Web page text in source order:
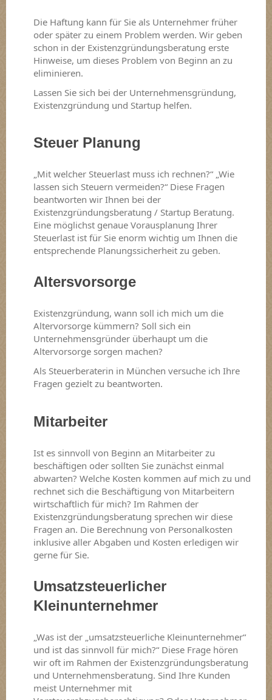
Die Haftung kann für Sie als Unternehmer früher
oder später zu einem Problem werden. Wir geben
schon in der Existenzgründungsberatung erste
Hinweise, um dieses Problem von Beginn an zu
eliminieren.
Lassen Sie sich bei der Unternehmensgründung,
Existenzgründung und Startup helfen.
Steuer Planung
„Mit welcher Steuerlast muss ich rechnen?“ „Wie
lassen sich Steuern vermeiden?“ Diese Fragen
beantworten wir Ihnen bei der
Existenzgründungsberatung / Startup Beratung.
Eine möglichst genaue Vorausplanung Ihrer
Steuerlast ist für Sie enorm wichtig um Ihnen die
entsprechende Planungssicherheit zu geben.
Altersvorsorge
Existenzgründung, wann soll ich mich um die
Altervorsorge kümmern? Soll sich ein
Unternehmensgründer überhaupt um die
Altervorsorge sorgen machen?
Als Steuerberaterin in München versuche ich Ihre
Fragen gezielt zu beantworten.
Mitarbeiter
Ist es sinnvoll von Beginn an Mitarbeiter zu
beschäftigen oder sollten Sie zunächst einmal
abwarten? Welche Kosten kommen auf mich zu und
rechnet sich die Beschäftigung von Mitarbeitern
wirtschaftlich für mich? Im Rahmen der
Existenzgründungsberatung sprechen wir diese
Fragen an. Die Berechnung von Personalkosten
inklusive aller Abgaben und Kosten erledigen wir
gerne für Sie.
Umsatzsteuerlicher
Kleinunternehmer
„Was ist der „umsatzsteuerliche Kleinunternehmer“
und ist das sinnvoll für mich?“ Diese Frage hören
wir oft im Rahmen der Existenzgründungsberatung
und Unternehmensberatung. Sind Ihre Kunden
meist Unternehmer mit